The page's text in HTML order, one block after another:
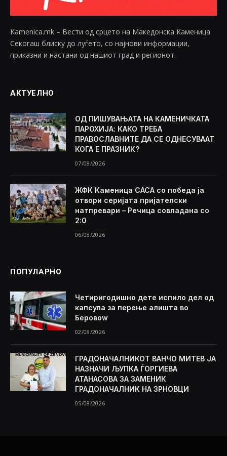
Kamenica.mk – Вести од срцето на Македонска Каменица
Секогаш блиску до луѓето, со најнови информации,
приказни и настани од нашиот град и регионот.
АКТУЕЛНО
ОД ПИШУВАЊАТА НА КАМЕНИЧКАТА
ПАРОХИЈА: КАКО ТРЕБА
ПРАВОСЛАВНИТЕ ДА СЕ ОДНЕСУВААТ
КОГА Е ПРАЗНИК?
07/08/2026
ЖФК Каменица САСА со победа ја
отвори серијата пријателски
натпревари – Речица совладана со
2:0
06/08/2026
ПОПУЛАРНО
Четиригодишно дете испило дел од
капсула за перење алишта во
Беровоw
02/08/2026
ГРАДОНАЧАЛНИКОТ ВАНЧО МИТЕВ ЈА
НАЗНАЧИ ЉУПКА ЃОРГИЕВА
АТАНАСОВА ЗА ЗАМЕНИК
ГРАДОНАЧАЛНИК НА ЗРНОВЦИ
05/08/2026